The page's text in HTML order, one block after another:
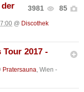
3981 85
@ Discothek
Tour 2017 -
Pratersauna , Wien -